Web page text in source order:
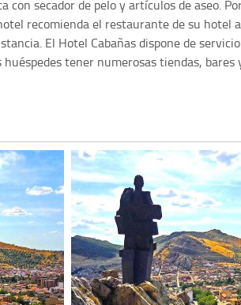
con secador de pelo y artículos de aseo.
recomienda el restaurante de su hotel
El Hotel Cabañas dispone de
tener numerosas tiendas,